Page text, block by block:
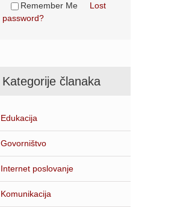
Remember Me
Lost
password?
Kategorije članaka
Edukacija
Govorništvo
Internet poslovanje
Komunikacija